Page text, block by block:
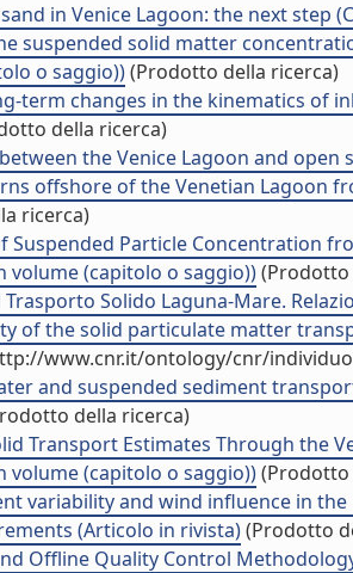
in Venice Lagoon: the next step
suspended solid matter
o saggio))(Prodotto della ricerca)
term changes in the kinematics of
della ricerca)
the Venice Lagoon and
offshore of the Venetian Lagoon
ricerca)
Suspended Particle Concentration
volume (capitolo o saggio))(Prodotto
Trasporto Solido Laguna-Mare.
of the solid particulate matter
www.cnr.it/ontology/cnr/
and suspended sediment
della ricerca)
Transport Estimates Through the
volume (capitolo o saggio))(Prodotto
variability and wind influence in
(Articolo in rivista)(Prodotto
Offline Quality Control